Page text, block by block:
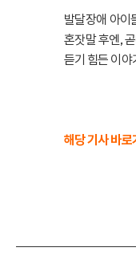
발달장애 아이
혼잣말 후엔,
듣기 힘든 이야
해당 기사 바로